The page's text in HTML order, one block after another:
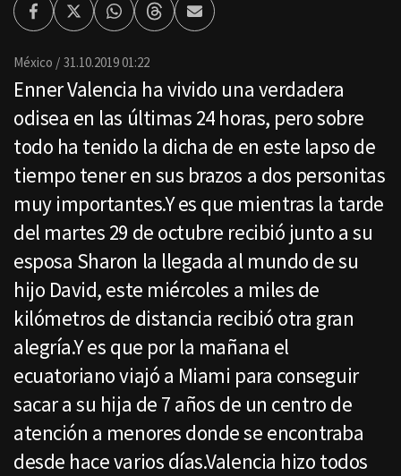
FacebookTwitterWhatsappThreadsEnviar
por
México 31.10.2019 01:22
Enner Valencia ha vivido una verdadera
odisea en las últimas 24 horas, pero sobre
todo ha tenido la dicha de en este lapso de
tiempo tener en sus brazos a dos personitas
muy importantes.Y es que mientras la tarde
del martes 29 de octubre recibió junto a su
esposa Sharon la llegada al mundo de su
hijo David, este miércoles a miles de
kilómetros de distancia recibió otra gran
alegría.Y es que por la mañana el
ecuatoriano viajó a Miami para conseguir
sacar a su hija de 7 años de un centro de
atención a menores donde se encontraba
desde hace varios días.Valencia hizo todos